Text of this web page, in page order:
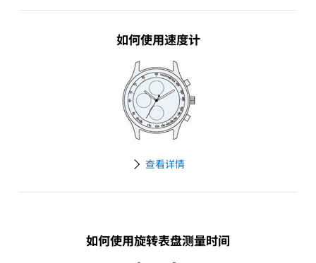
如何使用速度计
查看详情
如何使用旋转表盘测量时间